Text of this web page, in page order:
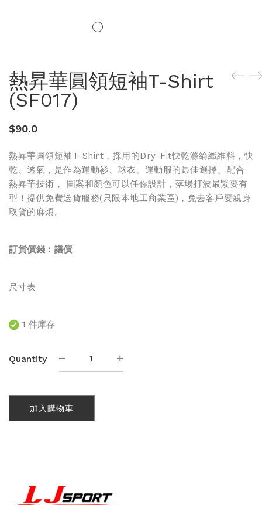
熱昇華圓領短袖T-Shirt
(SF017)
$90.0
熱昇華圓領短袖T-Shirt，採用的Dry-Fit快乾滌綸纖維料，快
乾、透氣，是作為運動衫、球衣、運動服的最佳選擇。配合
熱昇華技術， 圖案和顏色可以任你設計，落場打波最緊要有
型！提供免費送貨服務(只限本地工商業區)，免去客戶要親身
取貨的麻煩。
訂貨價錢︰ 議價
尺寸表
1 件庫存
Quantity
熱
昇
圓
領
短
數
量
加入購物車